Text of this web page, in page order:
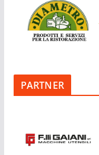
PARTNER